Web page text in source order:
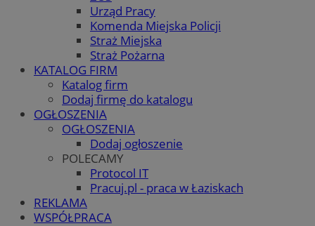
Urząd Pracy
Komenda Miejska Policji
Straż Miejska
Straż Pożarna
KATALOG FIRM
Katalog firm
Dodaj firmę do katalogu
OGŁOSZENIA
OGŁOSZENIA
Dodaj ogłoszenie
POLECAMY
Protocol IT
Pracuj.pl - praca w Łaziskach
REKLAMA
WSPÓŁPRACA